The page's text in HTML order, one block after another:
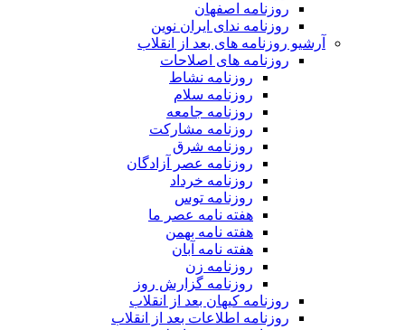
روزنامه اصفهان
روزنامه ندای ایران نوین
آرشیو روزنامه های بعد از انقلاب
روزنامه های اصلاحات
روزنامه نشاط
روزنامه سلام
روزنامه جامعه
روزنامه مشارکت
روزنامه شرق
روزنامه عصر آزادگان
روزنامه خرداد
روزنامه توس
هفته نامه عصر ما
هفته نامه بهمن
هفته نامه آبان
روزنامه زن
روزنامه گزارش روز
روزنامه کیهان بعد از انقلاب
روزنامه اطلاعات بعد از انقلاب